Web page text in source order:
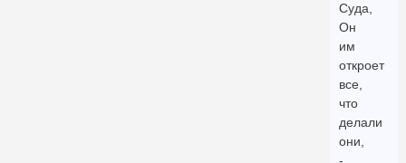
Суда,
Он
им
откроет
все,
что
делали
они,